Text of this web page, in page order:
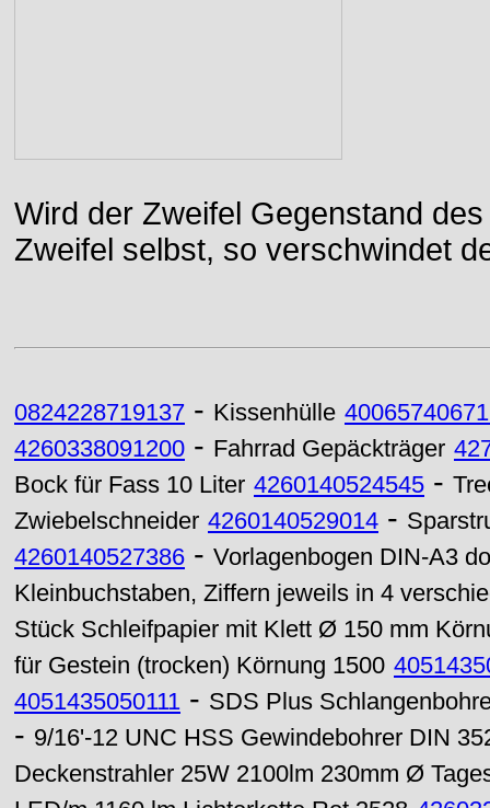
Wird der Zweifel Gegenstand
Zweifel selbst, so verschwindet
0824228719137 - Kissenhülle
4260338091200 - Fahrrad Gepäckträger
Bock für Fass 10 Liter 4260140524545 -
Zwiebelschneider 4260140529014 -
4260140527386 - Vorlagenbogen DIN-A3
Kleinbuchstaben, Ziffern jeweils in 4
Stück Schleifpapier mit Klett Ø 150 mm
für Gestein (trocken) Körnung 1500
4051435050111 - SDS Plus
- 9/16'-12 UNC HSS Gewindebohrer DIN
Deckenstrahler 25W 2100lm 230mm Ø